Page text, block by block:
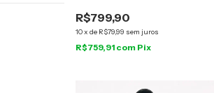
R$799,90
10xde R$79,99 sem juros
R$759,91 com Pix